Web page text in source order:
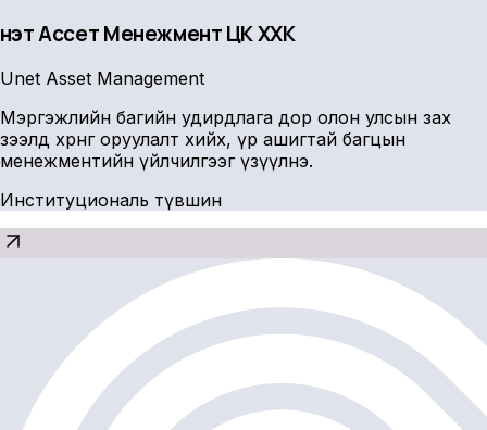
Үнэт Ассет Менежмент ҮЦК ХХК
Unet Asset Management
Мэргэжлийн багийн удирдлага дор олон улсын зах
зээлд хөрөнгө оруулалт хийх, үр ашигтай багцын
менежментийн үйлчилгээг үзүүлнэ.
Институциональ түвшин